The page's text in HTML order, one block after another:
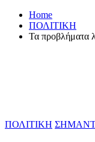
Home
ΠΟΛΙΤΙΚΗ
Τα προβλήματα
ΠΟΛΙΤΙΚΗ